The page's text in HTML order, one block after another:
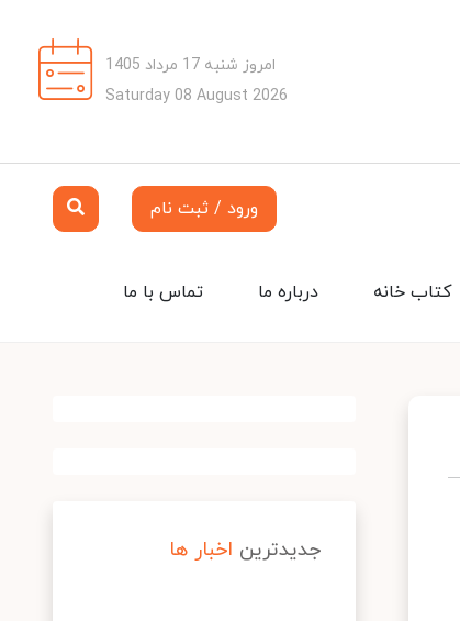
امروز شنبه 17 مرداد 1405
Saturday 08 August 2026
ورود / ثبت نام
تماس با ما درباره ما کتاب خانه
جدیدترین اخبار ها